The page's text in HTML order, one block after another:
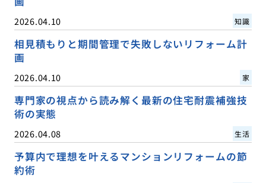
2026.04.10 知識
相見積もりと期間管理で失敗しないリフォーム計
画
2026.04.10 家
専門家の視点から読み解く最新の住宅耐震補強技
術の実態
2026.04.08 生活
予算内で理想を叶えるマンションリフォームの節
約術